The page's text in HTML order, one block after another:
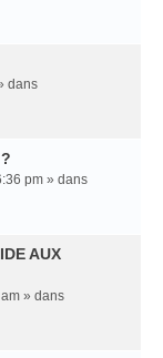
dans
pm » dans
AUX
» dans